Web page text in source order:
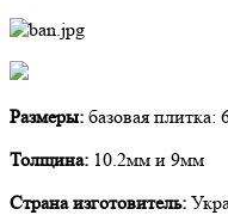
Размеры: базовая плитка:
Толщина: 10.2мм и 9мм
Страна изготовитель: